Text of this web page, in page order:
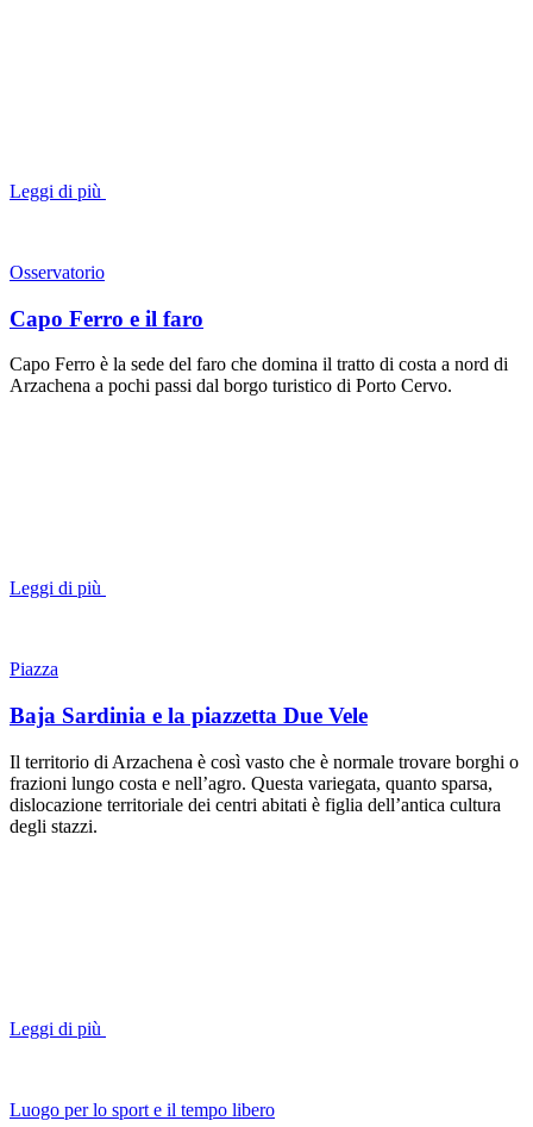
Leggi di più
Osservatorio
Capo Ferro e il faro
Capo Ferro è la sede del faro che domina il tratto di costa a nord di
Arzachena a pochi passi dal borgo turistico di Porto Cervo.
Leggi di più
Piazza
Baja Sardinia e la piazzetta Due Vele
Il territorio di Arzachena è così vasto che è normale trovare borghi o
frazioni lungo costa e nell’agro. Questa variegata, quanto sparsa,
dislocazione territoriale dei centri abitati è figlia dell’antica cultura
degli stazzi.
Leggi di più
Luogo per lo sport e il tempo libero